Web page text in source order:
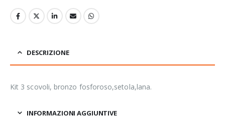
DESCRIZIONE
Kit 3 scovoli, bronzo fosforoso,setola,lana.
INFORMAZIONI AGGIUNTIVE